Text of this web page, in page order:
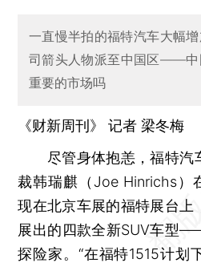
一直慢半拍的福特汽车大幅
司箭头人物派至中国区——中
重要的市场吗
《财新周刊》 记者 梁冬梅
尽管身体抱恙，福特汽
裁韩瑞麒（Joe Hinrichs）
现在北京车展的福特展台上
展出的四款全新SUV车型
探险家。“在福特1515计划